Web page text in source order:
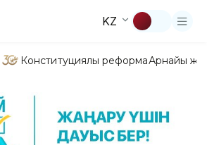
KZ
Конституциялық реформаАрнайы